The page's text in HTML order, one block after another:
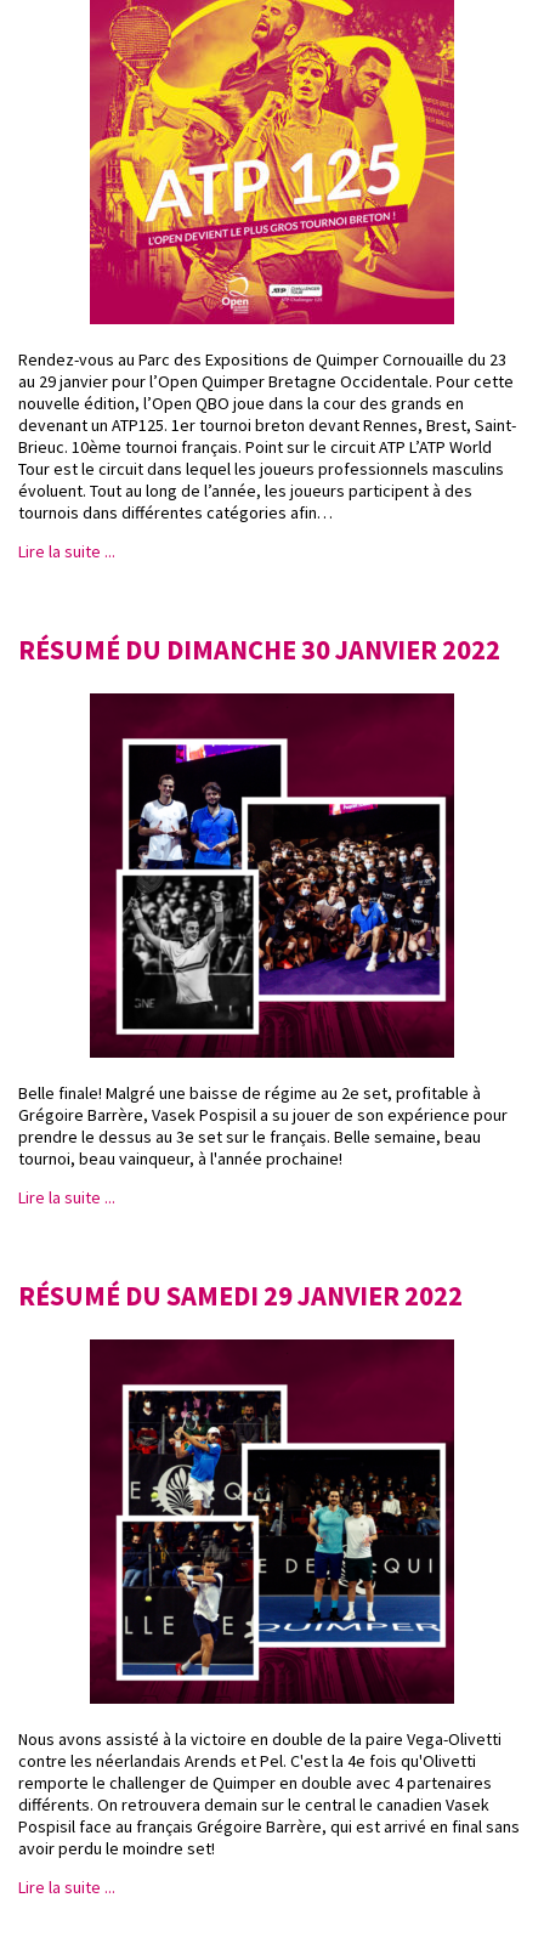
Rendez-vous au Parc des Expositions de Quimper Cornouaille du 23
au 29 janvier pour l’Open Quimper Bretagne Occidentale. Pour cette
nouvelle édition, l’Open QBO joue dans la cour des grands en
devenant un ATP125. 1er tournoi breton devant Rennes, Brest, Saint-
Brieuc. 10ème tournoi français. Point sur le circuit ATP L’ATP World
Tour est le circuit dans lequel les joueurs professionnels masculins
évoluent. Tout au long de l’année, les joueurs participent à des
tournois dans différentes catégories afin…
Lire la suite ...
RÉSUMÉ DU DIMANCHE 30 JANVIER 2022
Belle finale! Malgré une baisse de régime au 2e set, profitable à
Grégoire Barrère, Vasek Pospisil a su jouer de son expérience pour
prendre le dessus au 3e set sur le français. Belle semaine, beau
tournoi, beau vainqueur, à l'année prochaine!
Lire la suite ...
RÉSUMÉ DU SAMEDI 29 JANVIER 2022
Nous avons assisté à la victoire en double de la paire Vega-Olivetti
contre les néerlandais Arends et Pel. C'est la 4e fois qu'Olivetti
remporte le challenger de Quimper en double avec 4 partenaires
différents. On retrouvera demain sur le central le canadien Vasek
Pospisil face au français Grégoire Barrère, qui est arrivé en final sans
avoir perdu le moindre set!
Lire la suite ...